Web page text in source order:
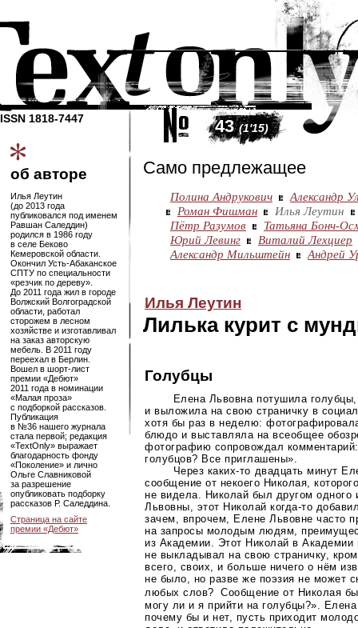
ISSN 1818-7447
об авторе
Илья Леутин
(до 2013 года
публиковался под именем
Равшан Саледдин)
родился в 1986 году
в селе Беково
Кемеровской области.
Окончил Усть-Абаканское
СПТУ по специальности
«резчик по дереву».
До 2011 года жил в городе
Волжский Волгоградской
области, работал
сторожем в лесном
хозяйстве и изготавливал
на заказ авторскую
мебель. В 2011 году
переехал в Берлин.
Вошел в шорт-лист
премии «Дебют»
2011 года в номинации
«Малая проза»
с подборкой рассказов.
Публикация
в №36 нашего журнала
стала первой; редакция
«TextOnly» выражает
благодарность фонду
«Поколение» и лично
Ольге Славниковой
за разрешение
опубликовать подборку
рассказов Р. Саледдина.
Страница на сайте
премии «Дебют»
43(1'15)
Само предлежащее
Полина Андрукович
Александр
Роман Фишман
Илья Леутин
Пётр Разумов
Татьяна Бонч-
Юрий Левинг
Виталий Лехциер
Александр Мильштейн
Андрей
Илья Леутин
Лилька курит с
Голубцы
Елена Львовна потушила
и выложила на свою страничку в
хотя бы раз в неделю:
блюдо и выставляла на всеобщее
фотографию сопровождал
голубцов? Все приглашены».
Через каких-то двадцать минут
сообщение от некоего Николая,
не видела. Николай был другом одного
Львовны, этот Николайкогда-то
зачем, впрочем, Елене Львовне часто
на запросы молодым людям,
из Академии. Этот Николай в Академии
не выкладывал на свою страничку,
всего, своих, и больше ничего о нём
не было, но разве же поэзия не может
любых слов? Сообщение от Николая
могу ли и я прийти на голубцы?».
почему бы и нет, пусть приходит